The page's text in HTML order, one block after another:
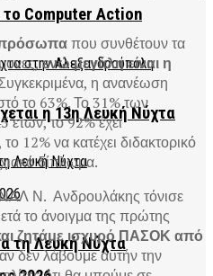
το Computer Action
η 13η Λευκή Νύχτα
τη Λευκή Νύχτα
που συνθέτουν τα
ενώ μεγάλη είναι η
η ανανέωση
το 63%. Το 31% των
ετών, το 92% έχει
12% να κατέχει διδακτορικό
δίπλωμα.
Ν. Ανδρουλάκης τόνισε
το άνοιγμα της πρώτης
ζητάμε ισχυρό ΠΑΣΟΚ από
δεν λάβουμε αυτήν την